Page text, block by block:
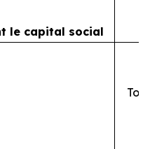
le capital social